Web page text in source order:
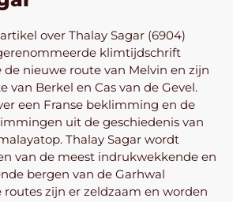
over Thalay Sagar (6904)
klimtijdschrift
de nieuwe route van Melvin en zijn
van Berkel en Cas van de Gevel.
een Franse beklimming en de
uit de geschiedenis van
Thalay Sagar wordt
van de meest indrukwekkende en
bergen van de Garhwal
routes zijn er zeldzaam en worden